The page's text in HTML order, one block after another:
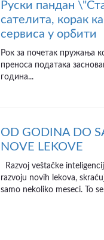
Руски пандан
сателита, корак
сервиса у орбити
Рок за почетак пружања
преноса података
година...
OD GODINA DO
NOVE LEKOVE
Razvoj veštačke
razvoju novih lekova,
samo nekoliko meseci. To